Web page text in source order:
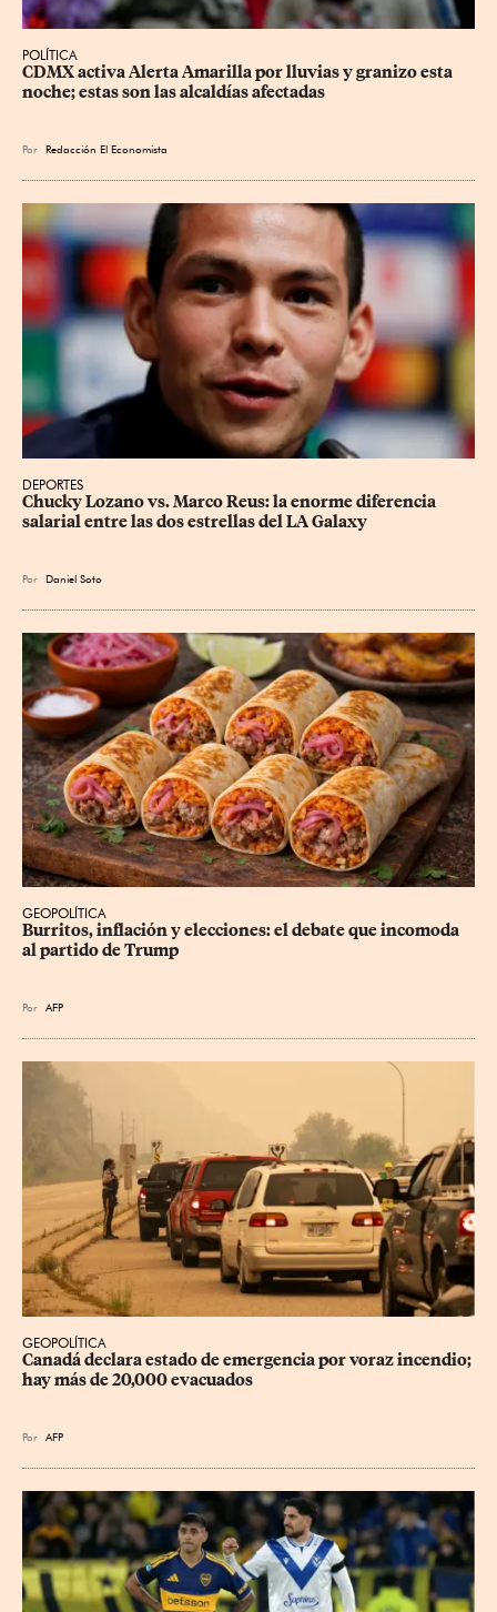
POLÍTICA
CDMX activa Alerta Amarilla por lluvias y granizo esta
noche; estas son las alcaldías afectadas
Por Redacción El Economista
DEPORTES
Chucky Lozano vs. Marco Reus: la enorme diferencia
salarial entre las dos estrellas del LA Galaxy
Por Daniel Soto
GEOPOLÍTICA
Burritos, inflación y elecciones: el debate que incomoda
al partido de Trump
Por AFP
GEOPOLÍTICA
Canadá declara estado de emergencia por voraz incendio;
hay más de 20,000 evacuados
Por AFP